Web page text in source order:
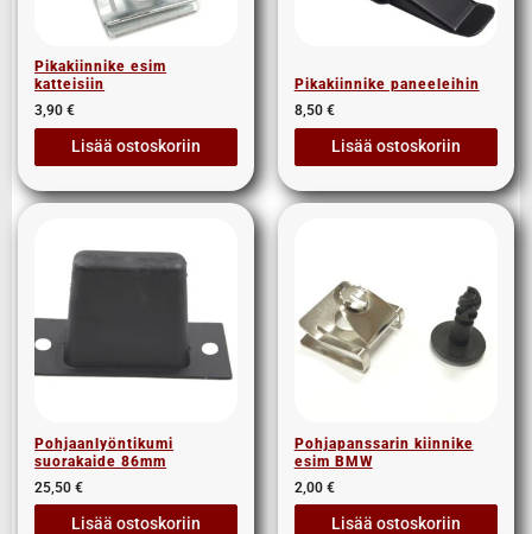
Pikakiinnike esim
katteisiin
3,90€
Lisää ostoskoriin
Pikakiinnike paneeleihin
8,50 €
Lisää ostoskoriin
Pohjaanlyöntikumi
suorakaide 86mm
25,50€
Lisää ostoskoriin
Pohjapanssarin kiinnike
esim BMW
2,00 €
Lisää ostoskoriin